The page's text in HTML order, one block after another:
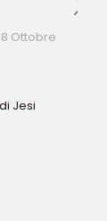
Ottobre
Jesi